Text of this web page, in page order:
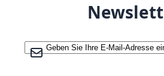
Melden Sie sich für unseren